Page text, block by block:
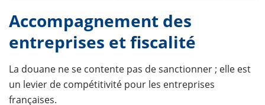
Accompagnement des
entreprises et fiscalité
La douane ne se contente pas de sanctionner ; elle est
un levier de compétitivité pour les entreprises
françaises.